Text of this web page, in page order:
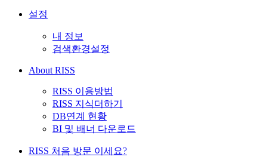
설정
내 정보
검색환경설정
About RISS
RISS 이용방법
RISS 지식더하기
DB연계 현황
BI 및 배너 다운로드
RISS 처음 방문 이세요?